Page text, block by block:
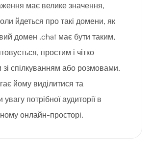
має велике значення,
йдеться про такі домени, як
домен .chat має бути таким,
простим і чітко
спілкуванням або розмовами.
йому виділитися та
потрібної аудиторії в
онлайн-просторі.